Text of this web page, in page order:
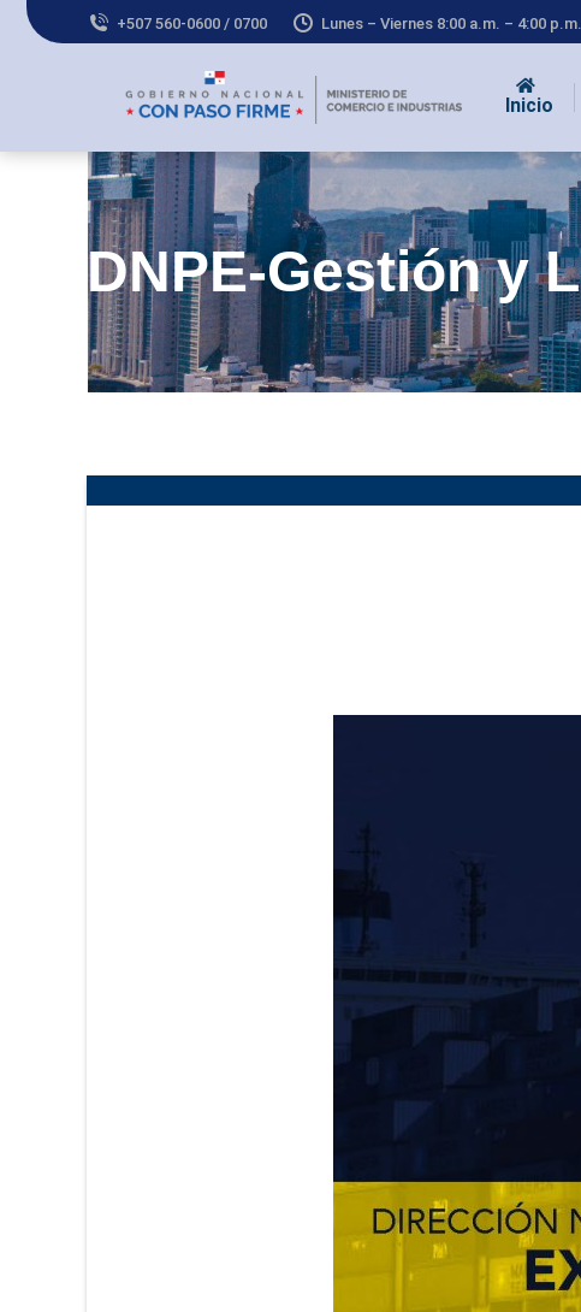
+507 560-0600 / 0700 Lunes – Viernes 8:00 a.m. – 4:00 p.m.
Inicio
DNPE-Gestión y